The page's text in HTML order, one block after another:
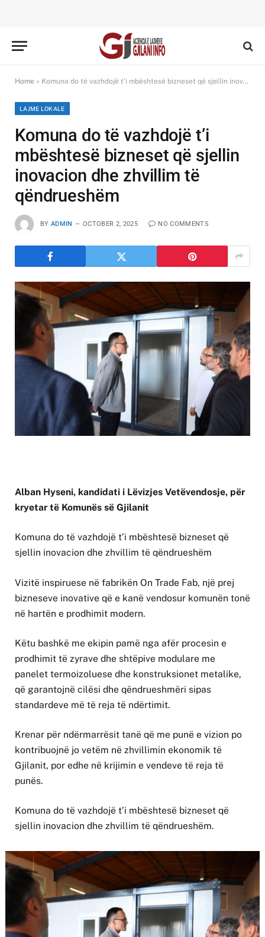
Home » Komuna do të vazhdojë t’i mbështesë bizneset që sjellin inovacion dhe zhvillim të qëndrueshëm
LAJME LOKALE
Komuna do të vazhdojë t’i
mbështesë bizneset që sjellin
inovacion dhe zhvillim të
qëndrueshëm
BY ADMIN OCTOBER 2, 2025 NO COMMENTS
Alban Hyseni, kandidati i Lëvizjes Vetëvendosje, për
kryetar të Komunës së Gjilanit
Komuna do të vazhdojë t’i mbështesë bizneset që
sjellin inovacion dhe zhvillim të qëndrueshëm
Vizitë inspiruese në fabrikën On Trade Fab, një prej
bizneseve inovative që e kanë vendosur komunën tonë
në hartën e prodhimit modern.
Këtu bashkë me ekipin pamë nga afër procesin e
prodhimit të zyrave dhe shtëpive modulare me
panelet termoizoluese dhe konstruksionet metalike,
që garantojnë cilësi dhe qëndrueshmëri sipas
standardeve më të reja të ndërtimit.
Krenar për ndërmarrësit tanë që me punë e vizion po
kontribuojnë jo vetëm në zhvillimin ekonomik të
Gjilanit, por edhe në krijimin e vendeve të reja të
punës.
Komuna do të vazhdojë t’i mbështesë bizneset që
sjellin inovacion dhe zhvillim të qëndrueshëm.